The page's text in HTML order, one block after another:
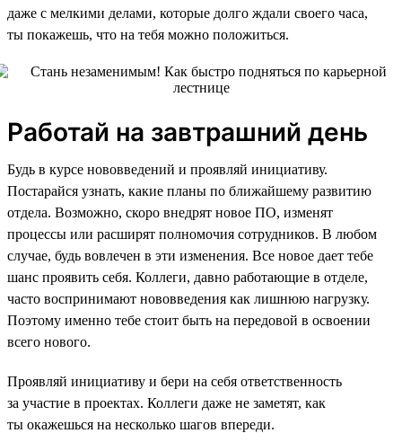
даже с мелкими делами, которые долго ждали своего часа,
ты покажешь, что на тебя можно положиться.
Работай на завтрашний день
Будь в курсе нововведений и проявляй инициативу.
Постарайся узнать, какие планы по ближайшему развитию
отдела. Возможно, скоро внедрят новое ПО, изменят
процессы или расширят полномочия сотрудников. В любом
случае, будь вовлечен в эти изменения. Все новое дает тебе
шанс проявить себя. Коллеги, давно работающие в отделе,
часто воспринимают нововведения как лишнюю нагрузку.
Поэтому именно тебе стоит быть на передовой в освоении
всего нового.
Проявляй инициативу и бери на себя ответственность
за участие в проектах. Коллеги даже не заметят, как
ты окажешься на несколько шагов впереди.